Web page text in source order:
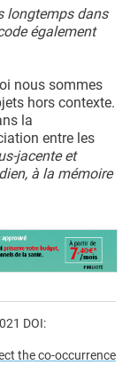
longtemps dans
également
nous sommes
hors contexte.
la
entre les
jacente et
à la mémoire
DOI:
the co-occurrence